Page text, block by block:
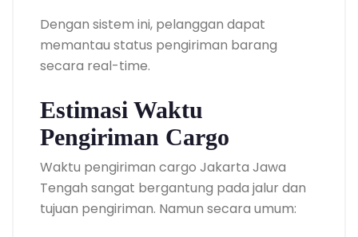
Dengan sistem ini, pelanggan dapat
memantau status pengiriman barang
secara real-time.
Estimasi Waktu
Pengiriman Cargo
Waktu pengiriman cargo Jakarta Jawa
Tengah sangat bergantung pada jalur dan
tujuan pengiriman. Namun secara umum: